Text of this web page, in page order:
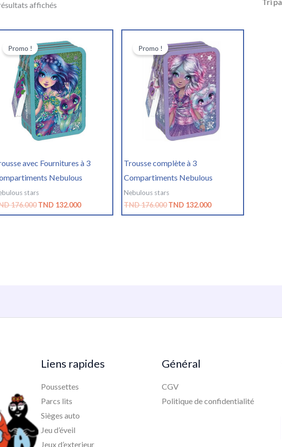
affichés
avec Fournitures à 3
Nebulous
Promo !
stars
176.000
prix
initial
était :
TND
176.000.
TND 132.000
actuel
est :
TND
132.000.
Trousse complète à 3
Compartiments Nebulous
Promo !
Nebulous stars
TND176.000
prix
initial
était :
TND
176.000.
TND 132.000
actuel
est :
TND
132.000.
Liens rapides
Poussettes
Parcs lits
Sièges auto
Jeu d’éveil
Jeux d’exterieur
Général
CGV
Politique de confidentialité